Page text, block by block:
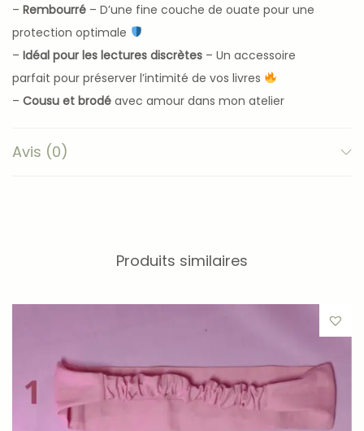
– Rembourré – D’une fine couche de ouate pour une
protection optimale
– Idéal pour les lectures discrètes – Un accessoire
parfait pour préserver l’intimité de vos livres
– Cousu et brodé avec amour dans mon atelier
Tailles disponibles
Pourquoi utiliser un protège livre en tissu ? Découvrez un
Vous pouvez également acheter ce protège-livre
en lot
avec nos jolis bandeaux pour cheveux Valentine juste
.
Avis (0)
Produits similaires